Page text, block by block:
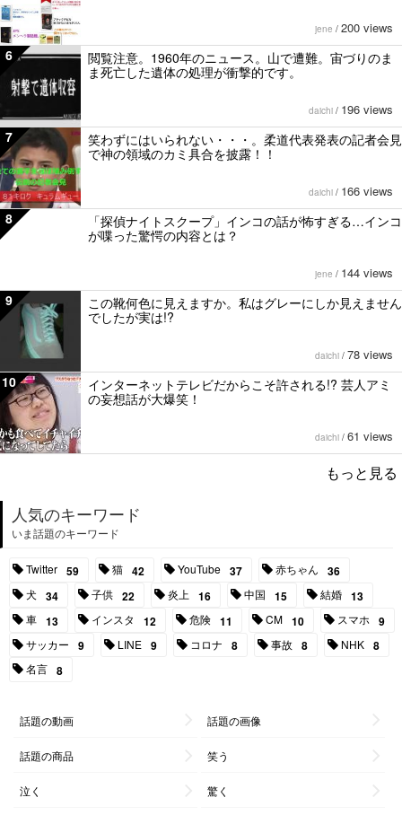
jene / 200 views
6
閲覧注意。1960年のニュース。山で遭難。宙づりのま
ま死亡した遺体の処理が衝撃的です。
daichi / 196 views
7
笑わずにはいられない・・・。柔道代表発表の記者会見
で神の領域のカミ具合を披露！！
daichi / 166 views
8
「探偵ナイトスクープ」インコの話が怖すぎる…インコ
が喋った驚愕の内容とは？
jene / 144 views
9
この靴何色に見えますか。私はグレーにしか見えません
でしたが実は!?
daichi / 78 views
10
インターネットテレビだからこそ許される!? 芸人アミ
の妄想話が大爆笑！
daichi / 61 views
もっと見る
人気のキーワード
いま話題のキーワード
Twitter 59 猫 42 YouTube 37 赤ちゃん 36
犬 34 子供 22 炎上 16 中国 15 結婚 13
車 13 インスタ 12 危険 11 CM 10 スマホ 9
サッカー 9 LINE 9 コロナ 8 事故 8 NHK 8
名言 8
話題の動画 話題の画像
話題の商品 笑う
泣く 驚く